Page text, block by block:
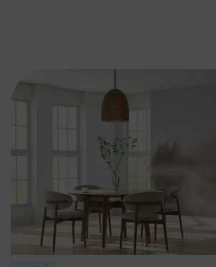
Fototapety